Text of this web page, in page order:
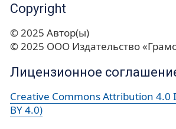
Copyright
© 2025 Автор(ы)
© 2025 ООО Издательство
Лицензионное
Creative Commons Attribution 4.0
BY 4.0)